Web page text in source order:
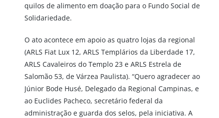
quilos de alimento em doação para o Fundo Social de
Solidariedade.
O ato acontece em apoio as quatro lojas da regional
(ARLS Fiat Lux 12, ARLS Templários da Liberdade 17,
ARLS Cavaleiros do Templo 23 e ARLS Estrela de
Salomão 53, de Várzea Paulista). “Quero agradecer ao
Júnior Bode Husé, Delegado da Regional Campinas, e
ao Euclides Pacheco, secretário federal da
administração e guarda dos selos, pela iniciativa. A